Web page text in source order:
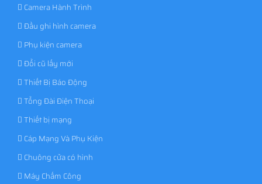
Camera Hành Trình
Đầu ghi hình camera
Phụ kiện camera
Đổi cũ lấy mới
Thiết Bị Báo Động
Tổng Đài Điện Thoại
Thiết bị mạng
Cáp Mạng Và Phụ Kiện
Chuông cửa có hình
Máy Chấm Công